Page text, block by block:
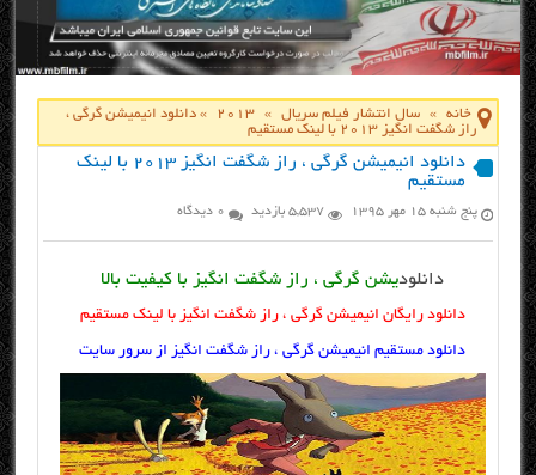
خانه » سال انتشار فیلم سریال »
2013
»دانلود انیمیشن گرگی ،
راز شگفت انگیز ۲۰۱۳ با لینک مستقیم
دانلود انیمیشن گرگی ، راز شگفت انگیز ۲۰۱۳ با لینک
مستقیم
پنج شنبه ۱۵ مهر ۱۳۹۵ 5,537 بازدید 0 دیدگاه
دانلودیشن گرگی ، راز شگفت انگیز با کیفیت بالا
دانلود رایگان انیمیشن گرگی ، راز شگفت انگیز با لینک مستقیم
دانلود مستقیم انیمیشن گرگی ، راز شگفت انگیز از سرور سایت